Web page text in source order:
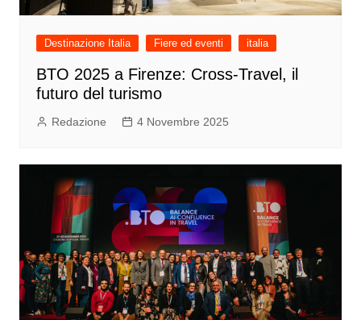
Destinazione Italia Fiere ed eventi italia
BTO 2025 a Firenze: Cross-Travel, il
futuro del turismo
Redazione 4 Novembre 2025